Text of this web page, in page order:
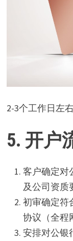
2-3个工作日左
5. 开户
客户确定对
及公司资质
初审确定符
协议（全程
安排对公银